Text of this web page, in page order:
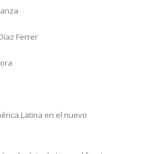
Ferrer
Latina en el nuevo